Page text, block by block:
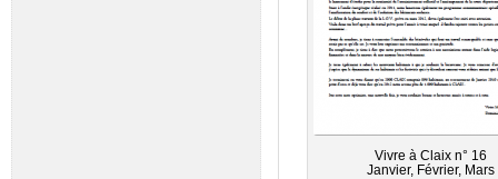
Vivre à Claix n° 16
Janvier, Février, Mars